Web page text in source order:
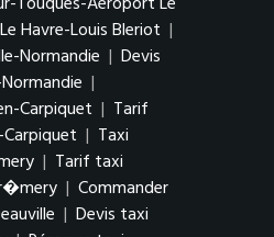
Havre-Louis Bleriot |
Normandie | Devis
|
Carpiquet | Tarif
| Taxi
| Tarif taxi
| Commander
| Devis taxi